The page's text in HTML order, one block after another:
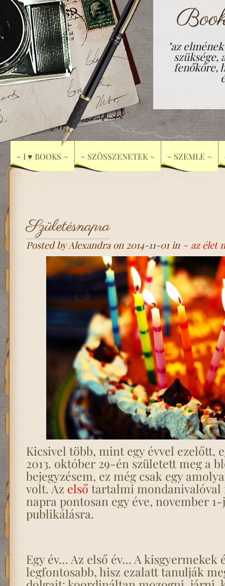
"az
szüksége,
fenőkőre,
~ I ♥ BOOKS ~ ~ SZÖSSZENETEK ~ ~ SZEMLE ~
Születésnapra
Posted by Alexandra on 2014-11-01 in ~ az élet
Kicsivel több, mint egy évvel ezelőtt,
2013. október 29-én született meg a
bejegyzésem, ez még csak egy
volt. Az első tartalmi mondanivalóval
napra pontosan egy éve, november
publikálásra.
Egy év… Az első év… A kisgyermekek
legfontosabb, hisz ezalatt tanulják